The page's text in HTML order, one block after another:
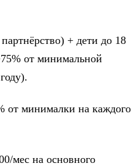
+ дети до 18
от минимальной
от минималки на каждого
мес на основного